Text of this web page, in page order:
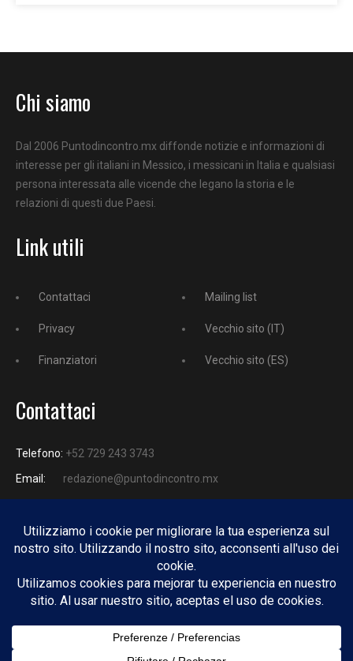
Chi siamo
Dal 2006 Puntodincontro.mx diffonde notizie e informazioni di
interesse per gli italiani in Messico, i messicani in Italia e qualsiasi
persona interessata alle vicende che legano la storia e le
relazioni di questi due Paesi.
Link utili
Contattaci
Privacy
Finanziatori
Mailing list
Vecchio sito (IT)
Vecchio sito (ES)
Contattaci
Telefono: +52 729 243 3743
Email:
redazione@puntodincontro.mx
PUNTODINCONTRO